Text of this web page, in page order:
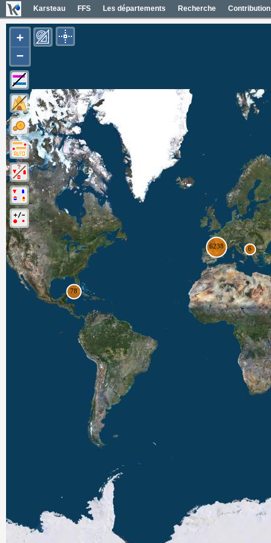
Karsteau FFS Les départements Recherche Contribution
+
−
Carte Géol 1/50000 France
Cartes IGN France
Photos aériennes France
Mapas geol 1/50000 España
Mapas IGN España
Fotos aéreas España
Photos aériennes ESRI
Carte OpenTopoMap